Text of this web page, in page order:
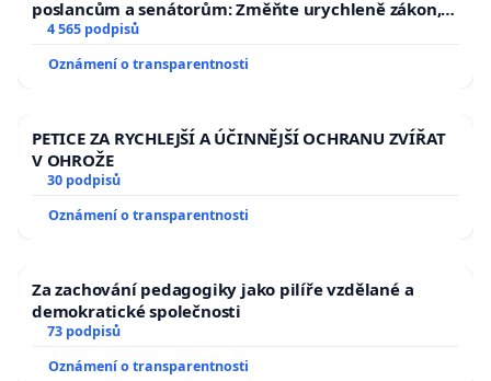
poslancům a senátorům: Změňte urychleně zákon,
aby se tragédie malé Viktorky už nemohla opakovat!
4 565 podpisů
Oznámení o transparentnosti
PETICE ZA RYCHLEJŠÍ A ÚČINNĚJŠÍ OCHRANU ZVÍŘAT
V OHROŽE
30 podpisů
Oznámení o transparentnosti
Za zachování pedagogiky jako pilíře vzdělané a
demokratické společnosti
73 podpisů
Oznámení o transparentnosti